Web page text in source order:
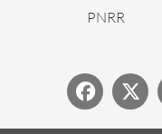
PNRR